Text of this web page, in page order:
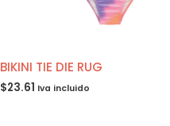
BIKINI TIE DIE RUG
$23.61 Iva incluido